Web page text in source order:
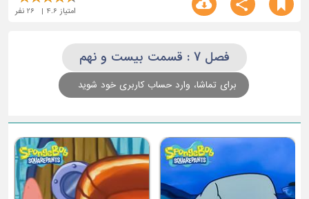
امتیاز 4.6
26 نفر
فصل 7 : قسمت بیست و نهم
برای تماشا، وارد حساب کاربری خود شوید